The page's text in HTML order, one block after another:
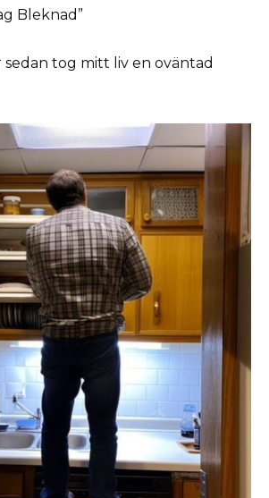
Bleknad”
sedan tog mitt liv en oväntad